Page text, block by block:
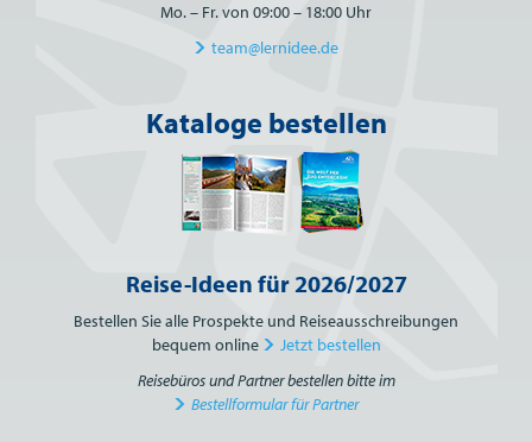
Mo. – Fr. von 09:00 – 18:00 Uhr
team@lernidee.de
Kataloge bestellen
Reise-Ideen für 2026/2027
Bestellen Sie alle Prospekte und Reiseausschreibungen
bequem online
Jetzt bestellen
Reisebüros und Partner bestellen bitte im
Bestellformular für Partner